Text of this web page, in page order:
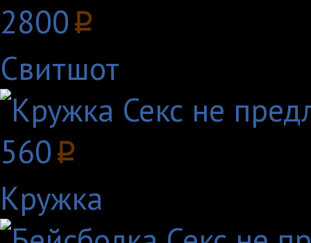
2800p
Свитшот
560p
Кружка